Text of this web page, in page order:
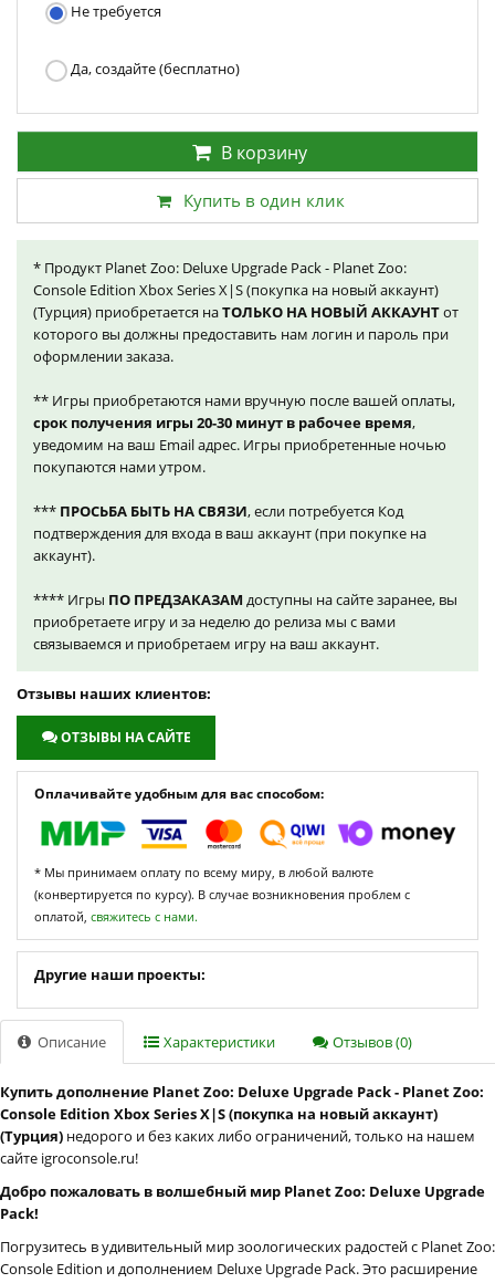
Не требуется
Да, создайте (бесплатно)
В корзину
Купить в один клик
* Продукт Planet Zoo: Deluxe Upgrade Pack - Planet Zoo:
Console Edition Xbox Series X|S (покупка на новый аккаунт)
(Турция) приобретается наТОЛЬКО НА НОВЫЙ АККАУНТот
которого вы должны предоставить нам логин и пароль при
оформлении заказа.
** Игры приобретаются нами вручную после вашей оплаты,
срок получения игры 20-30 минут в рабочее время,
уведомим на ваш Email адрес. Игры приобретенные ночью
покупаются нами утром.
*** ПРОСЬБА БЫТЬ НА СВЯЗИ, если потребуется Код
подтверждения для входа в ваш аккаунт (при покупке на
аккаунт).
**** Игры ПО ПРЕДЗАКАЗАМ доступны на сайте заранее, вы
приобретаете игру и за неделю до релиза мы с вами
связываемся и приобретаем игру на ваш аккаунт.
Отзывы наших клиентов:
ОТЗЫВЫ НА САЙТЕ
Оплачивайте удобным для вас способом:
* Мы принимаем оплату по всему миру, в любой валюте
(конвертируется по курсу). В случае возникновения проблем с
оплатой, свяжитесь с нами.
Другие наши проекты:
Описание Характеристики Отзывов (0)
Купить дополнение Planet Zoo: Deluxe Upgrade Pack - Planet Zoo:
Console Edition Xbox Series X|S (покупка на новый аккаунт)
(Турция) недорого и без каких либо ограничений, только на нашем
сайте igroconsole.ru!
Добро пожаловать в волшебный мир Planet Zoo: Deluxe Upgrade
Pack!
Погрузитесь в удивительный мир зоологических радостей с Planet Zoo:
Console Edition и дополнением Deluxe Upgrade Pack. Это расширение